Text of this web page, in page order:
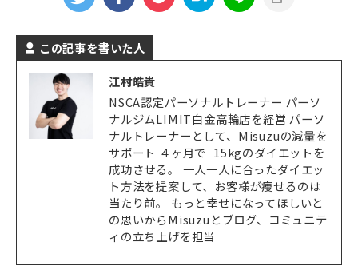
この記事を書いた人
江村皓貴
NSCA認定パーソナルトレーナー パーソ
ナルジムLIMIT白金高輪店を経営 パーソ
ナルトレーナーとして、Misuzuの減量を
サポート ４ヶ月で−15kgのダイエットを
成功させる。 一人一人に合ったダイエッ
ト方法を提案して、お客様が痩せるのは
当たり前。 もっと幸せになってほしいと
の思いからMisuzuとブログ、コミュニテ
ィの立ち上げを担当